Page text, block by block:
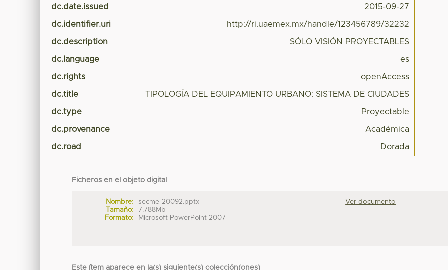
dc.date.issued 2015-09-27
dc.identifier.uri http://ri.uaemex.mx/handle/123456789/32232
dc.description SÓLO VISIÓN PROYECTABLES
dc.language es
dc.rights openAccess
dc.title TIPOLOGÍA DEL EQUIPAMIENTO URBANO: SISTEMA DE CIUDADES
dc.type Proyectable
dc.provenance Académica
dc.road Dorada
Ficheros en el objeto digital
Nombre:
secme-20092.pptx
Tamaño:
7.788Mb
Formato:
Microsoft PowerPoint 2007
Ver documento
Este ítem aparece en la(s) siguiente(s) colección(ones)